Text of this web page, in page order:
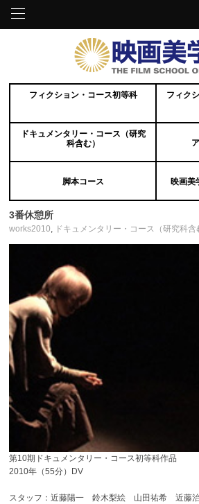
フィクション・コース初等科
フィク
ドキュメンタリー・コース（研究
科含む）
脚本コース 映画美
3番休憩所
works2010 ドキュメンタリー・コース（研究科含
第10期ドキュメンタリー・コース初等科作品
2010年（55分）DV
スタッフ：近藤陽一 鈴木梨絵 山田祐希 近藤